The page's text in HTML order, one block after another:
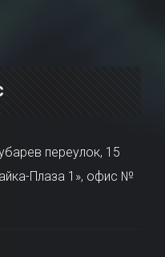
переулок, 15
Плаза 1», офис №